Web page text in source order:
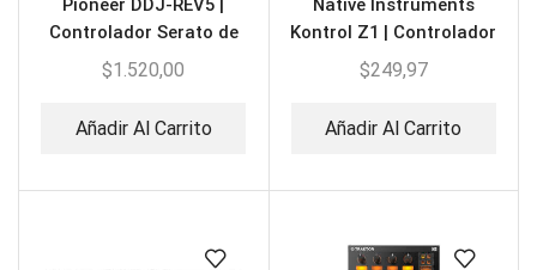
Pioneer DDJ-REV5 |
Controlador Serato de
DJ 2 Canales
$1.520,00
Añadir Al Carrito
Native Instruments
Kontrol Z1 | Controlador
para DJ
$249,97
Añadir Al Carrito